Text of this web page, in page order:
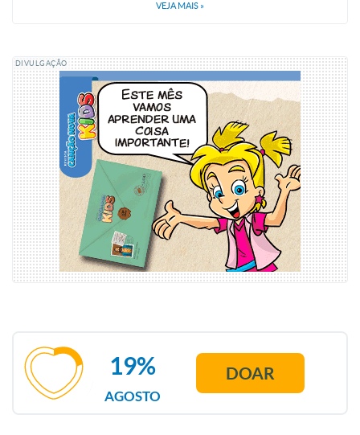
VEJA MAIS »
DIVULGAÇÃO
AGOSTO
19% DOAR